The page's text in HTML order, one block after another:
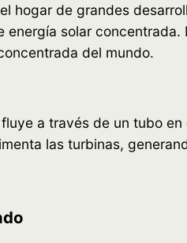
hogar de grandes
energía solar concentrada.
del mundo.
a través de un tubo
las turbinas,